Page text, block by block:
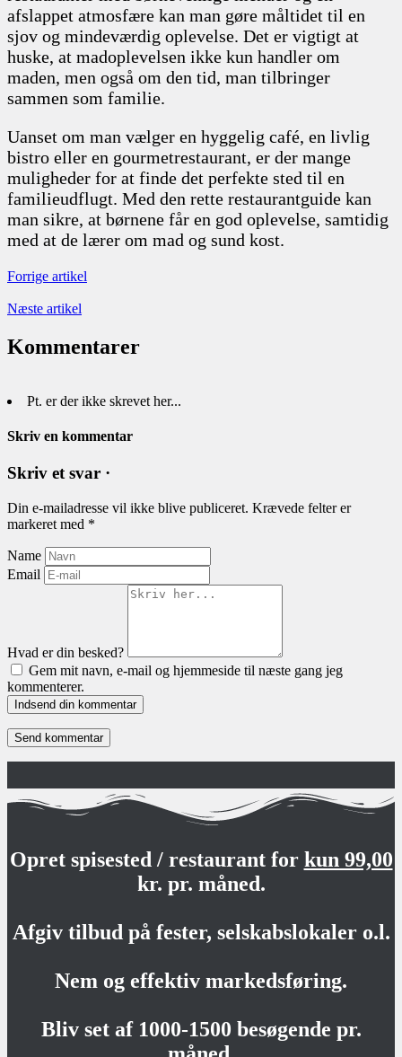
afslappet atmosfære kan man gøre måltidet til en
sjov og mindeværdig oplevelse. Det er vigtigt at
huske, at madoplevelsen ikke kun handler om
maden, men også om den tid, man tilbringer
sammen som familie.
Uanset om man vælger en hyggelig café, en livlig
bistro eller en gourmetrestaurant, er der mange
muligheder for at finde det perfekte sted til en
familieudflugt. Med den rette restaurantguide kan
man sikre, at børnene får en god oplevelse, samtidig
med at de lærer om mad og sund kost.
Forrige artikel
Næste artikel
Kommentarer
Pt. er der ikke skrevet her...
Skriv en kommentar
Skriv et svar ·
Din e-mailadresse vil ikke blive publiceret. Krævede felter er
markeret med *
Name
Email
Hvad er din besked?
Gem mit navn, e-mail og hjemmeside til næste gang jeg
kommenterer.
Indsend din kommentar
Opret spisested / restaurant for kun 99,00
kr. pr. måned.
Afgiv tilbud på fester, selskabslokaler o.l.
Nem og effektiv markedsføring.
Bliv set af 1000-1500 besøgende pr.